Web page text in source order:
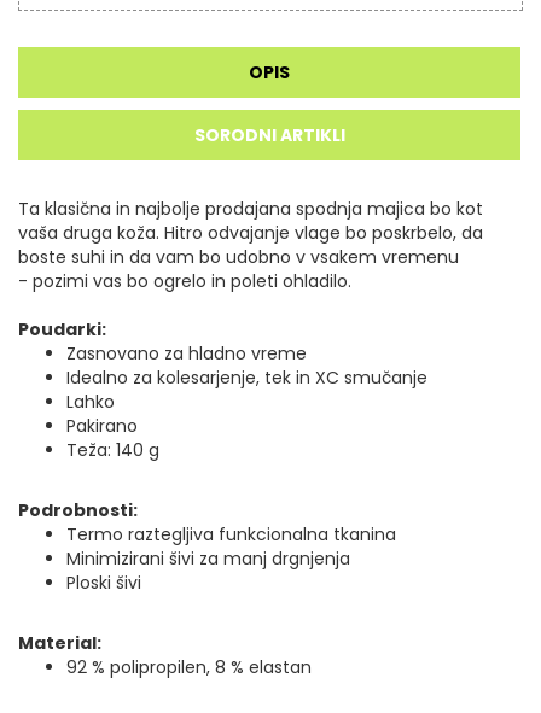
OPIS
SORODNI ARTIKLI
Ta klasična in najbolje prodajana spodnja majica bo kot
vaša druga koža. Hitro odvajanje vlage bo poskrbelo, da
boste suhi in da vam bo udobno v vsakem vremenu
- pozimi vas bo ogrelo in poleti ohladilo.
Poudarki:
Zasnovano za hladno vreme
Idealno za kolesarjenje, tek in XC smučanje
Lahko
Pakirano
Teža: 140 g
Podrobnosti:
Termo raztegljiva funkcionalna tkanina
Minimizirani šivi za manj drgnjenja
Ploski šivi
Material:
92 % polipropilen, 8 % elastan